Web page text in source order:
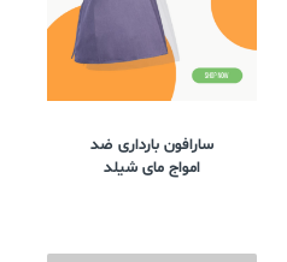
سارافون بارداری ضد
امواج مای شیلد